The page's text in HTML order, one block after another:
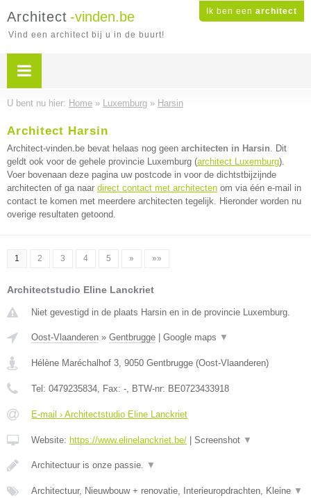
Ik ben een architect
Architect -vinden.be
Vind een architect bij u in de buurt!
U bent nu hier: Home » Luxemburg » Harsin
Architect Harsin
Architect-vinden.be bevat helaas nog geen architecten in Harsin. Dit
geldt ook voor de gehele provincie Luxemburg (architect Luxemburg).
Voer bovenaan deze pagina uw postcode in voor de dichtstbijzijnde
architecten of ga naar direct contact met architecten om via één e-mail in
contact te komen met meerdere architecten tegelijk. Hieronder worden nu
overige resultaten getoond.
1 2 3 4 5 » »»
Architectstudio Eline Lanckriet
Niet gevestigd in de plaats Harsin en in de provincie Luxemburg.
Oost-Vlaanderen » Gentbrugge Google maps ▼
Hélène Maréchalhof 3, 9050 Gentbrugge (Oost-Vlaanderen)
Tel: 0479235834, Fax: -, BTW-nr: BE0723433918
E-mail › Architectstudio Eline Lanckriet
Website: https://www.elinelanckriet.be/ Screenshot ▼
Architectuur is onze passie. ▼
Architectuur, Nieuwbouw + renovatie, Interieuropdrachten, Kleine ▼